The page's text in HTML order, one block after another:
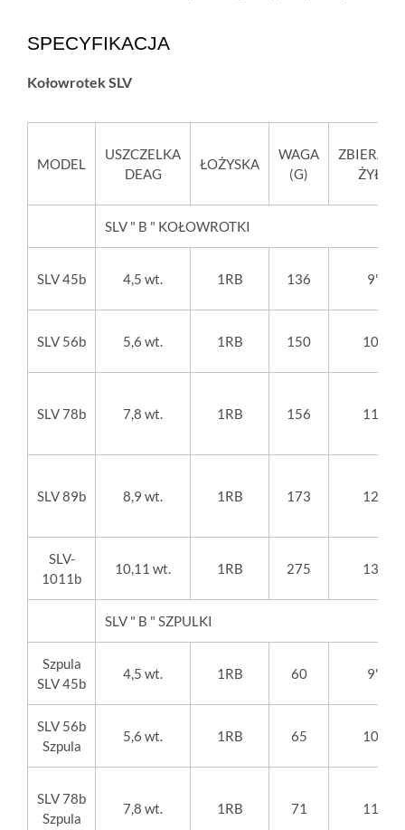
SPECYFIKACJA
Kołowrotek SLV
MODEL
USZCZELKA
DEAG
ŁOŻYSKA
WAGA
(G)
ŻYŁY
SLV " B " KOŁOWROTKI
SLV 45b 4,5 wt. 1RB 136 9"
SLV 56b 5,6 wt. 1RB 150 10"
SLV 78b 7,8 wt. 1RB 156 11"
SLV 89b 8,9 wt. 1RB 173 12
SLV-
1011b
10,11 wt. 1RB 275 13
SLV " B " SZPULKI
Szpula
SLV 45b
4,5 wt. 1RB 60 9"
SLV 56b
Szpula
5,6 wt. 1RB 65 10
SLV 78b
Szpula
7,8 wt. 1RB 71 11